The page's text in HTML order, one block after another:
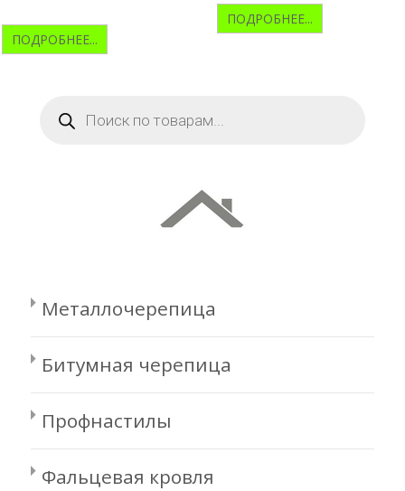
ПОДРОБНЕЕ...
ПОДРОБНЕЕ...
товаров
Металлочерепица
Битумная черепица
Профнастилы
Фальцевая кровля